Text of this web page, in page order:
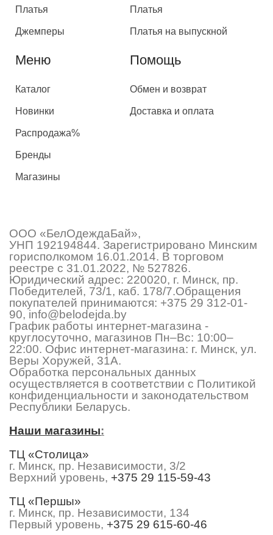
Платья
Джемперы
Платья
Платья на выпускной
Меню
Каталог
Новинки
Распродажа%
Бренды
Магазины
Помощь
Обмен и возврат
Доставка и оплата
ООО «БелОдеждаБай»,
УНП 192194844. Зарегистрировано Минским
горисполкомом 16.01.2014. В торговом
реестре с 31.01.2022, № 527826.
Юридический адрес: 220020, г. Минск, пр.
Победителей, 73/1, каб. 178/7.Обращения
покупателей принимаются: +375 29 312-01-
90, info@belodejda.by
График работы интернет-магазина -
круглосуточно, магазинов Пн–Вс: 10:00–
22:00. Офис интернет-магазина: г. Минск, ул.
Веры Хоружей, 31А.
Обработка персональных данных
осуществляется в соответствии с Политикой
конфиденциальности и законодательством
Республики Беларусь.
Наши магазины:
ТЦ «Столица»
г. Минск, пр. Независимости, 3/2
Верхний уровень, +375 29 115-59-43
ТЦ «Першы»
г. Минск, пр. Независимости, 134
Первый уровень, +375 29 615-60-46